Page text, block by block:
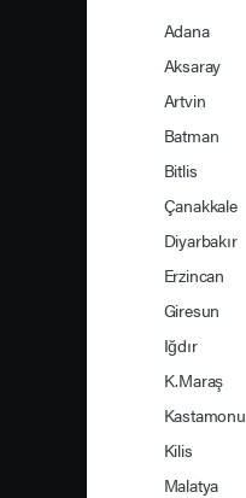
Adana
Aksaray
Artvin
Batman
Bitlis
Çanakkale
Diyarbakır
Erzincan
Giresun
Iğdır
K.Maraş
Kastamonu
Kilis
Malatya